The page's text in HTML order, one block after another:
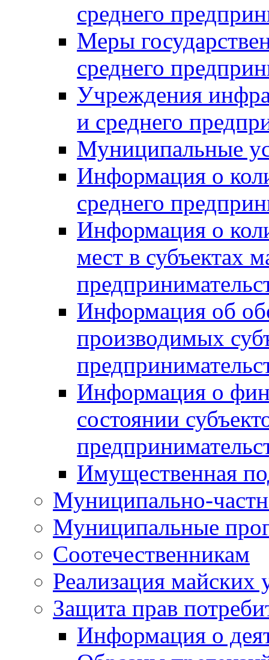
среднего
Меры
среднего
Учреждения
и среднего
Муниципальные
Информация о
среднего
Информация о
мест в субъектах
Информация об
производимых
Информация о
состоянии
Имущественная
Муниципально-
Муниципальные
Соотечественникам
Реализация майских
Защита прав
Информация о